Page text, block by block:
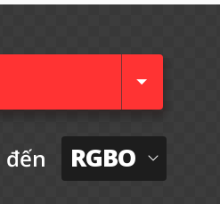
đến RGBO